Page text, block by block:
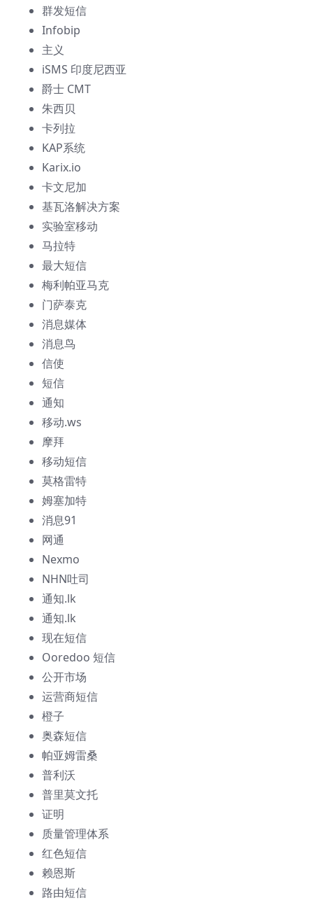
群发短信
Infobip
主义
iSMS 印度尼西亚
爵士 CMT
朱西贝
卡列拉
KAP系统
Karix.io
卡文尼加
基瓦洛解决方案
实验室移动
马拉特
最大短信
梅利帕亚马克
门萨泰克
消息媒体
消息鸟
信使
短信
通知
移动.ws
摩拜
移动短信
莫格雷特
姆塞加特
消息91
网通
Nexmo
NHN吐司
通知.lk
通知.lk
现在短信
Ooredoo 短信
公开市场
运营商短信
橙子
奥森短信
帕亚姆雷桑
普利沃
普里莫文托
证明
质量管理体系
红色短信
赖恩斯
路由短信